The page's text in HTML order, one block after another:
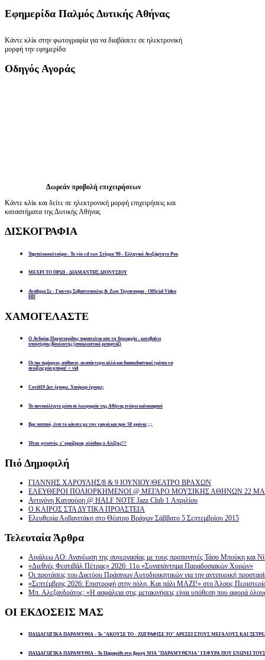
Εφημερίδα Παλμός Δυτικής Αθήνας
Κάντε κλίκ στην φωτογραφία για να διαβάσετε σε ηλεκτρονική
μορφή την εφημερίδα
Οδηγός Αγοράς
Δωρεάν προβολή επιχειρήσεων
Κάντε κλίκ και δείτε σε ηλεκτρονική μορφή επιχειρήσεις και
καταστήματα της Δυτικής Αθήνας
ΔΙΣΚΟΓΡΑΦΙΑ
Ταμπελοκουλτούρα - Το νέο cd των Στίγμα '90 - Ελληνικό Ανεξάρτητο Ροκ
ΜΕΧΡΙ ΤΟ ΠΡΩΙ - ΔΙΑΜΑΝΤΗΣ ΔΙΟΝΥΣΙΟΥ
Αναθεμα Σε - Γιαννης Σεβαστοπουλος & Ζωη Τηγανουρια - Official Video
HD
ΧΑΜΟΓΕΛΑΣΤΕ
Ο Ανδρέας Παχατουρίδης παραιτείται απο τη δημαρχία - κατεβαίνει
υποψήφιος βουλευτής (αποκλειστικό ρεπορτάζ)
Οι πιο περίεργοι, απίθανοι, αναπάντεχοι αλλά και διασκεδαστικοί τρόποι να
ανοίξεις μία μπύρα! + vid
Covid19 Δεν έχουμε. Χιούμορ έχουμε;
Το αυτοκόλλητο μέσα σε λεωφορείο της Αθήνας ενόψει καλοκαιριού
Βρε παππού, έτσι το κάνατε με την γιαγιά και πριν 50 χρόνια ;;;
Ήταν φτυστός, τ’ ορκίζομαι, ολόιδιος ο Αλέξης!!!
Πιό Δημοφιλή
ΓΙΑΝΝΗΣ ΧΑΡΟΥΛΗΣ/8 & 9 ΙΟΥΝΙΟΥ/ΘΕΑΤΡΟ ΒΡΑΧΩΝ
ΕΛΕΥΘΕΡΟΙ ΠΟΛΙΟΡΚΗΜΕΝΟΙ @ ΜΕΓΑΡΟ ΜΟΥΣΙΚΗΣ ΑΘΗΝΩΝ 22
Αντιγόνη Κατσούρη @ HALF NOTE Jazz Club 1 Απριλίου
Ο ΚΑΙΡΟΣ ΣΤΑ ΔΥΤΙΚΑ ΠΡΟΑΣΤΕΙΑ
Ελευθερία Αρβανιτάκη στο Θέατρο Βράχων Σάββατο 5 Σεπτεμβρίου 2015
Τελευταία Άρθρα
Αιγάλεω ΑΟ: Ανανέωση της συνεργασίας με τους προπονητές Τάσο Μπούκη και
«Διεθνές Φεστιβάλ Πέτρας» 2026: 11ο «Συναπάντημα Παραδοσιακών Χορών»
Οι προτάσεις του Δικτύου Πράσινων Αυτοδιοικητικών για την αντιπυρική
«Σεπτέμβρης 2026: Επιστροφή στην πόλη. Και πάλι ΜΑΖΙ!» στο Άλσος
Μπ. Αλεξανδράτος: «Η ασφάλεια στις μετακινήσεις είναι υπόθεση που αφορά
ΟΙ ΕΚΔΟΣΕΙΣ ΜΑΣ
ΠΑΙΔΑΓΩΓΙΚΑ ΠΑΡΑΜΥΘΙΑ - Το "ΑΚΟΥΣΕ ΤΟ - ΖΩΓΡΑΦΙΣΕ ΤΟ" ΑΡΕΣΕΙ ΣΤΟΥΣ ΜΕΓΑΛΟΥΣ ΚΑΙ
ΠΑΙΔΑΓΩΓΙΚΑ ΠΑΡΑΜΥΘΙΑ - Το Παραμύθι στη βροχή ΜΙΑ "ΠΑΡΑΜΥΘΕΝΙΑ" ΓΕΦΥΡΑ ΠΟΥ ΕΝΩΝΕΙ